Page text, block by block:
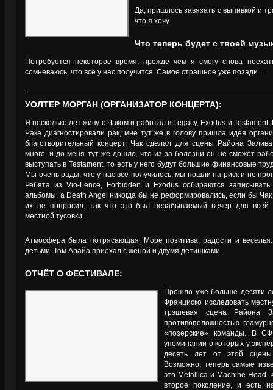
Да, пришлось завязать с выпивкой и
что я хочу.
Что теперь будет с твоей
Потребуется некоторое время, прежде чем я смогу снова
сомневаюсь, что всё у нас получится. Самое страшное уже позади…
УОЛТЕР МОРГАН (ОРГАНИЗАТОР КОНЦЕРТА):
Я несколько лет живу с Чаком и работал в Legacy, Exodus и Testament.
Чака диагностировали рак, мне тут же в голову пришла идея
благотворительный концерт. Чак сделал для сцены Района
много, и до меня тут же дошло, что из-за болезни он не сможет
выступать в Testament, то есть у него будут большие финансовые
Мы очень рады, что у нас всё получилось, мы пошли на риск и не
Ребята из Vio-Lence, Forbidden и Exodus собираются
альбомы, а Death Angel никогда бы не реформировались, если бы
их не попросил, так что это был незабываемый вечер для всей
местной тусовки.
Атмосфера была потрясающая. Море позитива, радости и
детьми. Том Арайа приехал с женой и двумя детишками.
ОТЧЁТ О ФЕСТИВАЛЕ:
Прошло уже больше десяти
Франциско исследовать
трэшевая сцена Района
противоположностью
«позерские» команды. В
упоминании о которых у
десять лет от этой сцены
Возможно, теперь самые
это Metallica и Machine Head.
второе поколение, и есть